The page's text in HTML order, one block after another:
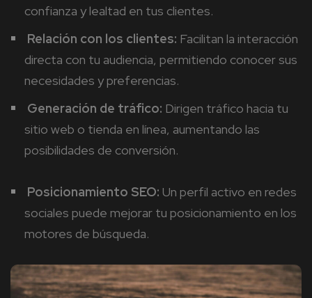
confianza y lealtad en tus clientes.
Relación con los clientes: Facilitan la interacción
directa con tu audiencia, permitiendo conocer sus
necesidades y preferencias.
Generación de tráfico: Dirigen tráfico hacia tu
sitio web o tienda en línea, aumentando las
posibilidades de conversión.
Posicionamiento SEO: Un perfil activo en redes
sociales puede mejorar tu posicionamiento en los
motores de búsqueda.